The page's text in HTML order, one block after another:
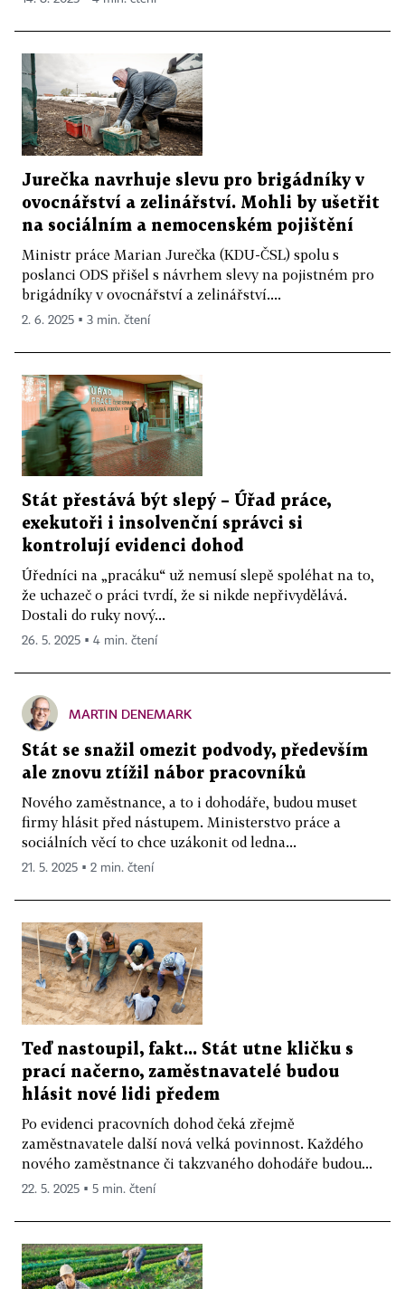
Jurečka navrhuje slevu pro brigádníky v
ovocnářství a zelinářství. Mohli by ušetřit
na sociálním a nemocenském pojištění
Ministr práce Marian Jurečka (KDU-ČSL) spolu s
poslanci ODS přišel s návrhem slevy na pojistném pro
brigádníky v ovocnářství a zelinářství....
2. 6. 2025 ▪ 3 min. čtení
Stát přestává být slepý – Úřad práce,
exekutoři i insolvenční správci si
kontrolují evidenci dohod
Úředníci na „pracáku“ už nemusí slepě spoléhat na to,
že uchazeč o práci tvrdí, že si nikde nepřivydělává.
Dostali do ruky nový...
26. 5. 2025 ▪ 4 min. čtení
MARTIN DENEMARK
Stát se snažil omezit podvody, především
ale znovu ztížil nábor pracovníků
Nového zaměstnance, a to i dohodáře, budou muset
firmy hlásit před nástupem. Ministerstvo práce a
sociálních věcí to chce uzákonit od ledna...
21. 5. 2025 ▪ 2 min. čtení
Teď nastoupil, fakt... Stát utne kličku s
prací načerno, zaměstnavatelé budou
hlásit nové lidi předem
Po evidenci pracovních dohod čeká zřejmě
zaměstnavatele další nová velká povinnost. Každého
nového zaměstnance či takzvaného dohodáře budou...
22. 5. 2025 ▪ 5 min. čtení